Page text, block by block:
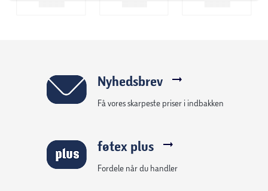
Nyhedsbrev
Få vores skarpeste priser i indbakken
føtex plus
Fordele når du handler